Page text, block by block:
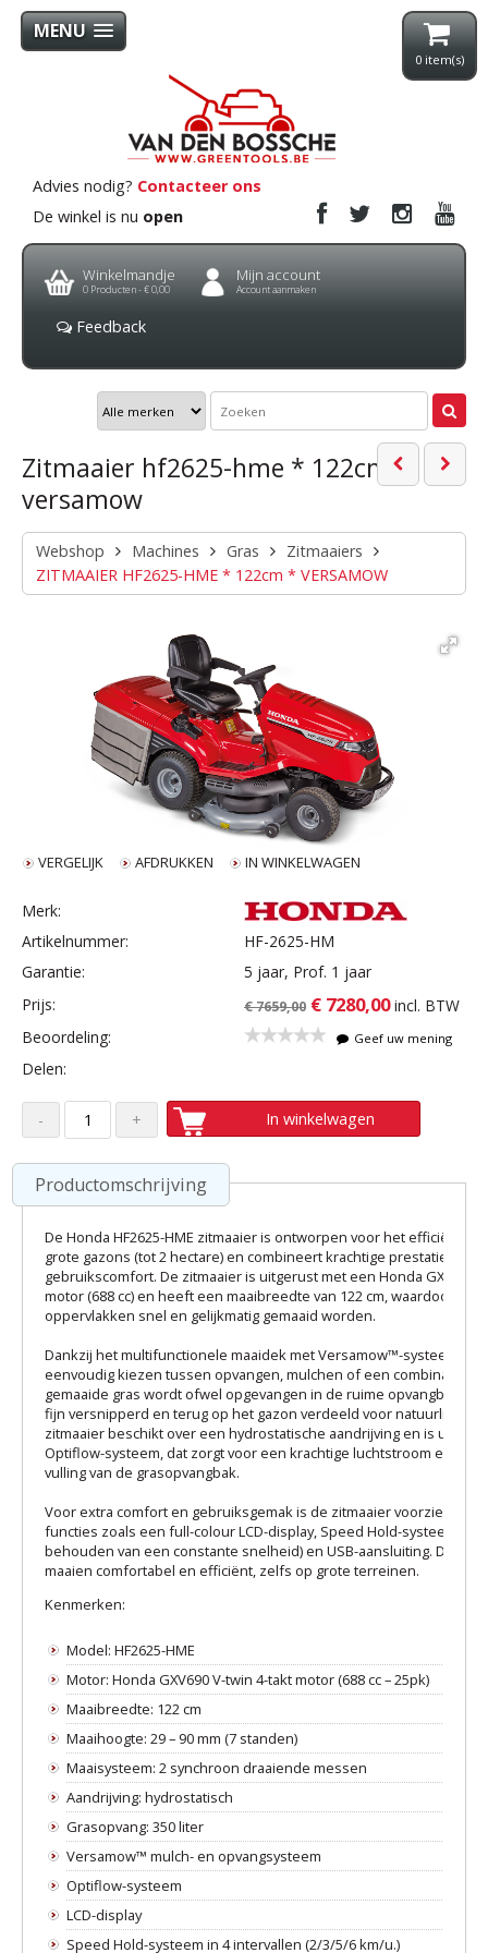
MENU
0 item(s)
Advies nodig? Contacteer ons
De winkel is nu open
Winkelmandje
0 Producten -€ 0,00
Mijn account
Account aanmaken
Feedback
Zitmaaier hf2625-hme * 122cm *
versamow
Webshop Machines Gras
Zitmaaiers
ZITMAAIER HF2625-HME * 122cm * VERSAMOW
VERGELIJK AFDRUKKEN IN WINKELWAGEN
Merk:
Artikelnummer:
HF-2625-HM
Garantie:
5 jaar, Prof. 1 jaar
Prijs:
€ 7659,00 € 7280,00 incl. BTW
Beoordeling:
Geef uw mening
Delen:
In winkelwagen
Productomschrijving
De Honda HF2625-HME zitmaaier is ontworpen voor het efficiënt
grote gazons (tot 2 hectare) en combineert krachtige prestaties met
gebruikscomfort. De zitmaaier is uitgerust met een Honda GXV690
motor (688 cc) en heeft een maaibreedte van 122 cm, waardoor
oppervlakken snel en gelijkmatig gemaaid worden.
Dankzij het multifunctionele maaidek met Versamow™-systeem
eenvoudig kiezen tussen opvangen, mulchen of een combinatie
gemaaide gras wordt ofwel opgevangen in de ruime opvangbak
fijn versnipperd en terug op het gazon verdeeld voor natuurlijke
zitmaaier beschikt over een hydrostatische aandrijving en is
Optiflow-systeem, dat zorgt voor een krachtige luchtstroom en een
vulling van de grasopvangbak.
Voor extra comfort en gebruiksgemak is de zitmaaier voorzien van
functies zoals een full-colour LCD-display, Speed Hold-systeem
behouden van een constante snelheid) en USB-aansluiting. Dit
maaien comfortabel en efficiënt, zelfs op grote terreinen.
Kenmerken:
Model: HF2625-HME
Motor: Honda GXV690 V-twin 4-takt motor (688 cc – 25pk)
Maaibreedte: 122 cm
Maaihoogte: 29 – 90 mm (7 standen)
Maaisysteem: 2 synchroon draaiende messen
Aandrijving: hydrostatisch
Grasopvang: 350 liter
Versamow™ mulch- en opvangsysteem
Optiflow-systeem
LCD-display
Speed Hold-systeem in 4 intervallen (2/3/5/6 km/u.)